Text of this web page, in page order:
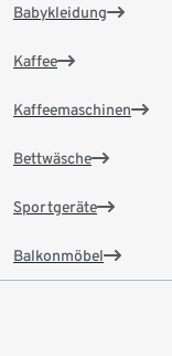
Babykleidung
Kaffee
Kaffeemaschinen
Bettwäsche
Sportgeräte
Balkonmöbel